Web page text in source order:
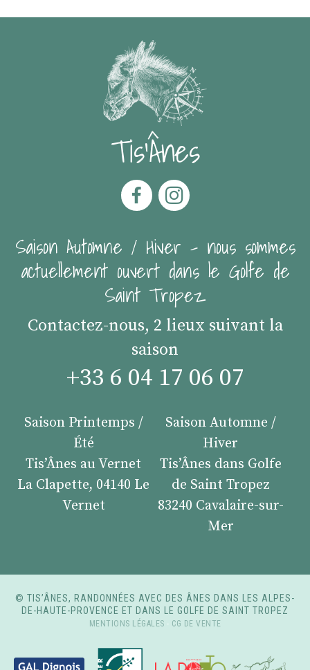
Tis'Ânes
Saison Automne / Hiver - nous sommes
actuellement ouvert dans le Golfe de
Saint Tropez
Contactez-nous, 2 lieux suivant la
saison
+33 6 04 17 06 07
Saison Printemps /
Été
Tis’Ânes au Vernet
La Clapette, 04140 Le
Vernet
Saison Automne /
Hiver
Tis’Ânes dans Golfe
de Saint Tropez
83240 Cavalaire-sur-
Mer
© TIS’ÂNES, RANDONNÉES AVEC DES ÂNES DANS LES ALPES-
DE-HAUTE-PROVENCE ET DANS LE GOLFE DE SAINT TROPEZ
MENTIONS LÉGALES - CG DE VENTE